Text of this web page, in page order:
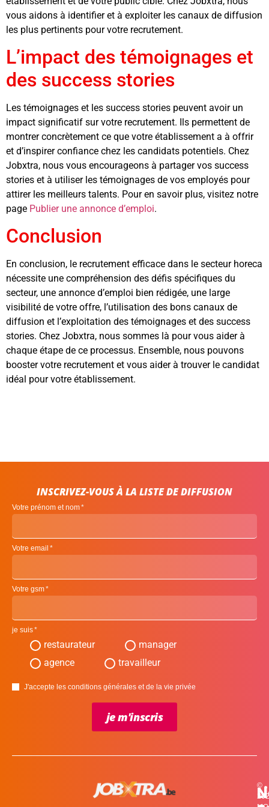
vous aidons à identifier et à exploiter les canaux de diffusion
les plus pertinents pour votre recrutement.
L’impact des témoignages et
des success stories
Les témoignages et les success stories peuvent avoir un
impact significatif sur votre recrutement. Ils permettent de
montrer concrètement ce que votre établissement a à offrir
et d’inspirer confiance chez les candidats potentiels. Chez
Jobxtra, nous vous encourageons à partager vos success
stories et à utiliser les témoignages de vos employés pour
attirer les meilleurs talents. Pour en savoir plus, visitez notre
page Publier une annonce d’emploi.
Conclusion
En conclusion, le recrutement efficace dans le secteur horeca
nécessite une compréhension des défis spécifiques du
secteur, une annonce d’emploi bien rédigée, une large
visibilité de votre offre, l’utilisation des bons canaux de
diffusion et l’exploitation des témoignages et des success
stories. Chez Jobxtra, nous sommes là pour vous aider à
chaque étape de ce processus. Ensemble, nous pouvons
booster votre recrutement et vous aider à trouver le candidat
idéal pour votre établissement.
©
INSCRIVEZ-VOUS À LA LISTE DE DIFFUSION
Votre prénom et nom
Votre email
Votre gsm
je suis
restaurateur
manager
agence
travailleur
J'accepte les conditions générales et de la vie privée
je m'inscris